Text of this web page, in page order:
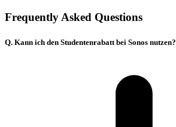
Frequently Asked Questions
Q. Kann ich den Studentenrabatt bei Sonos nutzen?